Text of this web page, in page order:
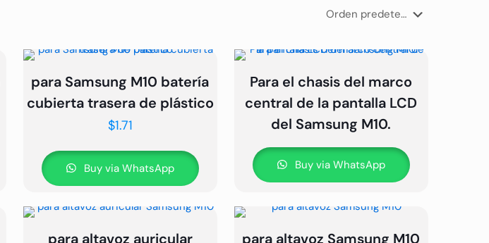
para Samsung M10 batería
cubierta trasera de plástico
$1.71
Buy via WhatsApp
Para el chasis del marco
central de la pantalla LCD
del Samsung M10.
Buy via WhatsApp
para altavoz auricular
para altavoz Samsung M10